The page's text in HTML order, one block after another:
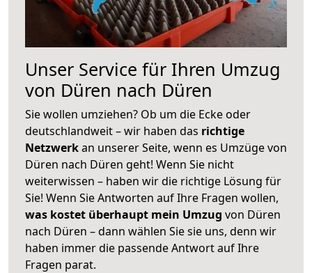
Unser Service für Ihren Umzug
von Düren nach Düren
Sie wollen umziehen? Ob um die Ecke oder
deutschlandweit – wir haben das richtige
Netzwerkan unserer Seite, wenn es Umzüge von
Düren nach Düren geht! Wenn Sie nicht
weiterwissen – haben wir die richtige Lösung für
Sie! Wenn Sie Antworten auf Ihre Fragen wollen,
was kostet überhaupt mein Umzug von Düren
nach Düren – dann wählen Sie sie uns, denn wir
haben immer die passende Antwort auf Ihre
Fragen parat.